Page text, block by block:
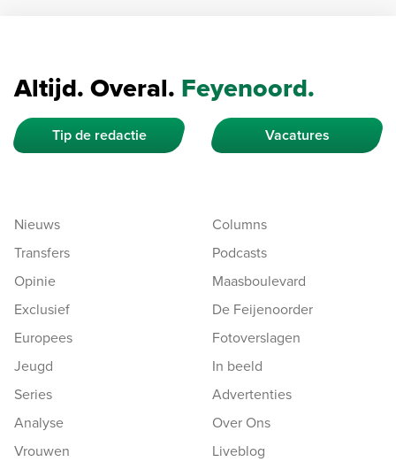
Altijd. Overal. Feyenoord.
Tip de redactie Vacatures
Nieuws
Transfers
Opinie
Exclusief
Europees
Jeugd
Series
Analyse
Vrouwen
Columns
Podcasts
Maasboulevard
De Feijenoorder
Fotoverslagen
In beeld
Advertenties
Over Ons
Liveblog